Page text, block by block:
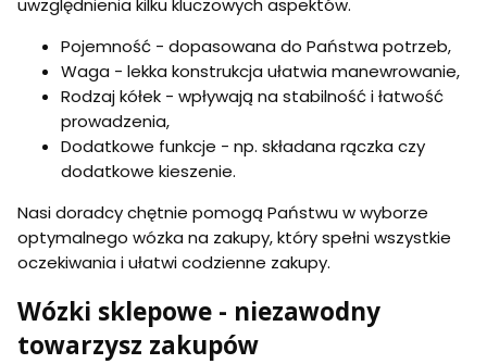
Pojemność - dopasowana do Państwa potrzeb,
Waga - lekka konstrukcja ułatwia manewrowanie,
Rodzaj kółek - wpływają na stabilność i łatwość
prowadzenia,
Dodatkowe funkcje - np. składana rączka czy
dodatkowe kieszenie.
Nasi doradcy chętnie pomogą Państwu w wyborze
optymalnego wózka na zakupy, który spełni wszystkie
oczekiwania i ułatwi codzienne zakupy.
Wózki sklepowe - niezawodny
towarzysz zakupów